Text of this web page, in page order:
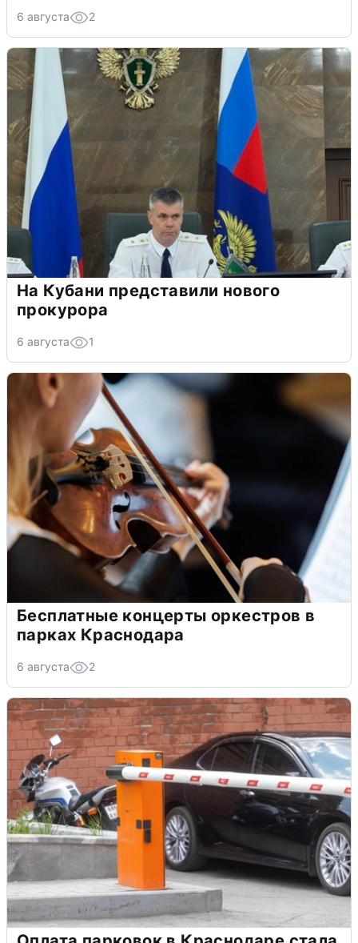
6 августа 2
На Кубани представили нового
прокурора
6 августа 1
Бесплатные концерты оркестров в
парках Краснодара
6 августа 2